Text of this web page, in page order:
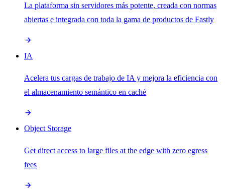
La plataforma sin servidores más potente, creada con normas
abiertas e integrada con toda la gama de productos de Fastly
IA
Acelera tus cargas de trabajo de IA y mejora la eficiencia con
el almacenamiento semántico en caché
Object Storage
Get direct access to large files at the edge with zero egress
fees